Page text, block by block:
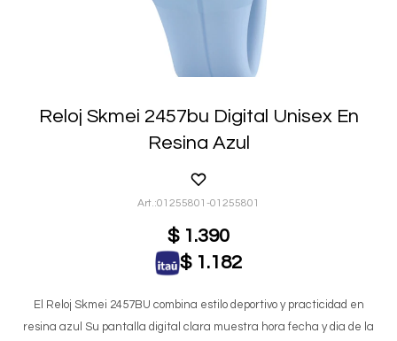
Reloj Skmei 2457bu Digital Unisex En
Resina Azul
01255801-01255801
$ 1.390
$ 1.182
El Reloj Skmei 2457BU combina estilo deportivo y practicidad en
resina azul Su pantalla digital clara muestra hora fecha y dia de la